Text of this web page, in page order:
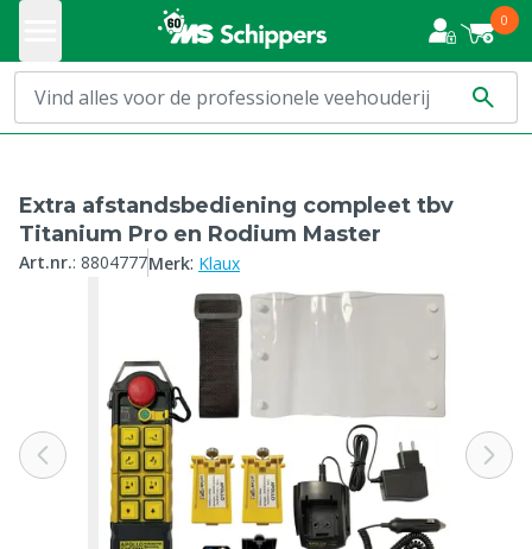
0
Extra afstandsbediening compleet tbv
Titanium Pro en Rodium Master
Art.nr.: 8804777Merk: Klaux